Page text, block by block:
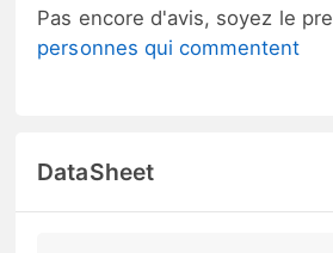
Pas encore d'avis, soyez le
personnes qui commentent
DataSheet